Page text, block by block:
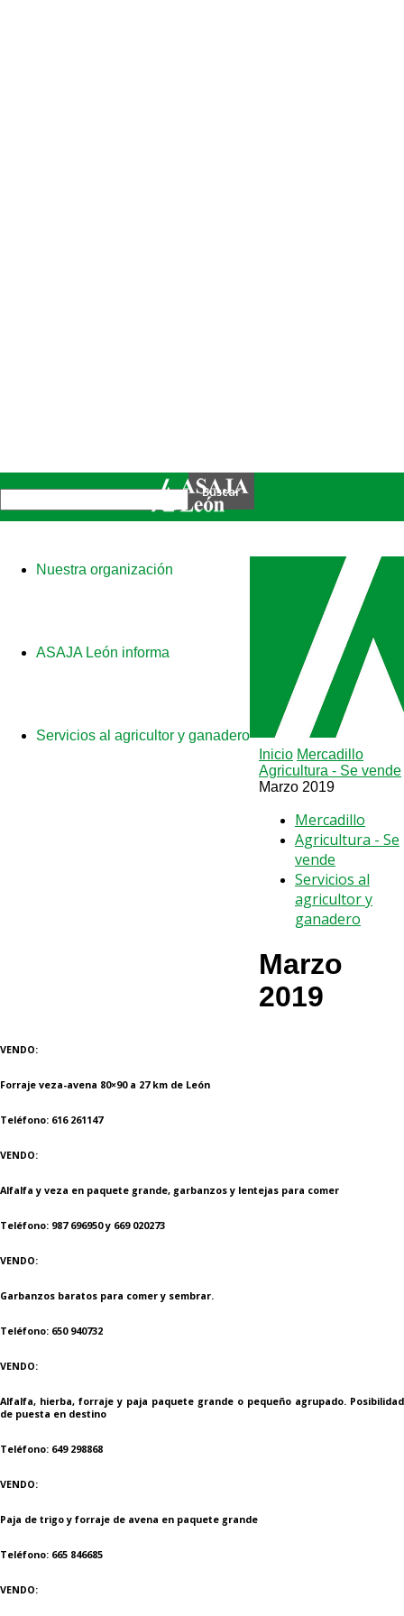
Nuestra organización
ASAJA León informa
Servicios al agricultor y ganadero
Inicio Mercadillo
Agricultura - Se vende
Marzo 2019
Mercadillo
Agricultura - Se
vende
Servicios al
agricultor y
ganadero
Marzo
2019
VENDO:
Forraje veza-avena 80×90 a 27 km de León
Teléfono: 616 261147
VENDO:
Alfalfa y veza en paquete grande, garbanzos y lentejas para comer
Teléfono: 987 696950 y 669 020273
VENDO:
Garbanzos baratos para comer y sembrar.
Teléfono: 650 940732
VENDO:
Alfalfa, hierba, forraje y paja paquete grande o pequeño agrupado. Posibilidad
de puesta en destino
Teléfono: 649 298868
VENDO:
Paja de trigo y forraje de avena en paquete grande
Teléfono: 665 846685
VENDO: